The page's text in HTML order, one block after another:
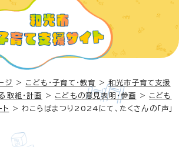
ジ > こども・子育て・教育 >和光市子育て支援
取組・計画 > こどもの意見表明・参画 > こども
> わこらぼまつり2024にて、たくさんの「声」